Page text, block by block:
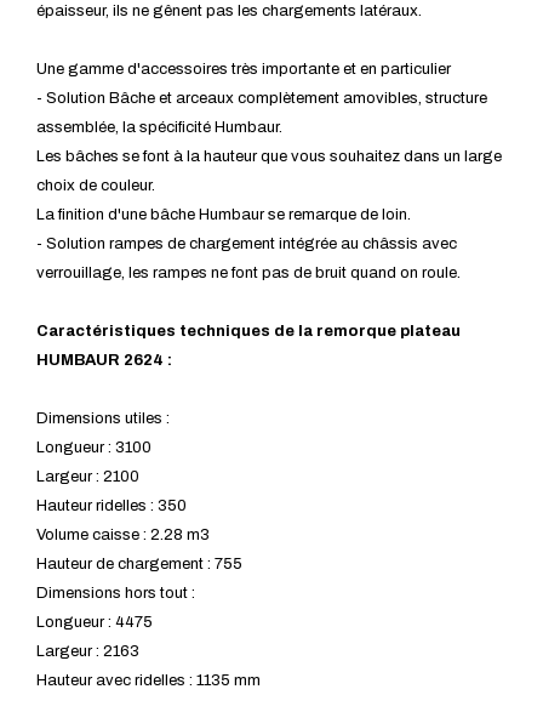
épaisseur, ils ne gênent pas les chargements latéraux.
Une gamme d'accessoires très importante et en particulier
- Solution Bâche et arceaux complètement amovibles, structure
assemblée, la spécificité Humbaur.
Les bâches se font à la hauteur que vous souhaitez dans un large
choix de couleur.
La finition d'une bâche Humbaur se remarque de loin.
- Solution rampes de chargement intégrée au châssis avec
verrouillage, les rampes ne font pas de bruit quand on roule.
Caractéristiques techniques de la remorque plateau
HUMBAUR 2624 :
Dimensions utiles :
Longueur : 3100
Largeur : 2100
Hauteur ridelles : 350
Volume caisse : 2.28 m3
Hauteur de chargement : 755
Dimensions hors tout :
Longueur : 4475
Largeur : 2163
Hauteur avec ridelles : 1135 mm